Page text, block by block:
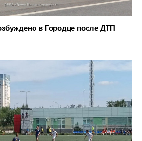
в Городце после ДТП